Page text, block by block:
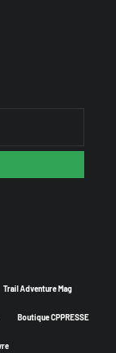
Trail Adventure Mag
Boutique CPPRESSE